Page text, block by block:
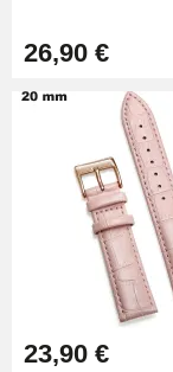
26,90 €
23,90 €